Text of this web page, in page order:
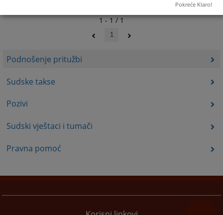
Podnošenje pritužbi
Sudske takse
Pozivi
Sudski vještaci i tumači
Pravna pomoć
1 - 1 / 1
1
Pokreće Klaro!